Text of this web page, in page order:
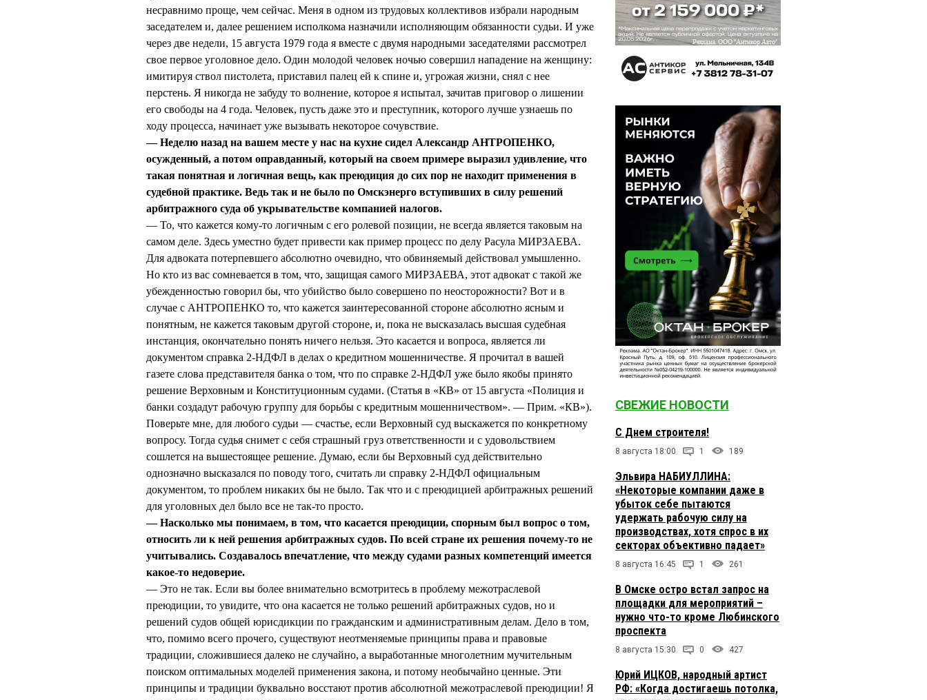
несравнимо проще, чем сейчас. Меня в одном из трудовых коллективов избрали народным
заседателем и, далее решением исполкома назначили исполняющим обязанности судьи. И уже
через две недели, 15 августа 1979 года я вместе с двумя народными заседателями рассмотрел
свое первое уголовное дело. Один молодой человек ночью совершил нападение на женщину:
имитируя ствол пистолета, приставил палец ей к спине и, угрожая жизни, снял с нее
перстень. Я никогда не забуду то волнение, которое я испытал, зачитав приговор о лишении
его свободы на 4 года. Человек, пусть даже это и преступник, которого лучше узнаешь по
ходу процесса, начинает уже вызывать некоторое сочувствие.
— Неделю назад на вашем месте у нас на кухне сидел Александр АНТРОПЕНКО,
осужденный, а потом оправданный, который на своем примере выразил удивление, что
такая понятная и логичная вещь, как преюдиция до сих пор не находит применения в
судебной практике. Ведь так и не было по Омскэнерго вступивших в силу решений
арбитражного суда об укрывательстве компанией налогов.
— То, что кажется кому-то логичным с его ролевой позиции, не всегда является таковым на
самом деле. Здесь уместно будет привести как пример процесс по делу Расула МИРЗАЕВА.
Для адвоката потерпевшего абсолютно очевидно, что обвиняемый действовал умышленно.
Но кто из вас сомневается в том, что, защищая самого МИРЗАЕВА, этот адвокат с такой же
убежденностью говорил бы, что убийство было совершено по неосторожности? Вот и в
случае с АНТРОПЕНКО то, что кажется заинтересованной стороне абсолютно ясным и
понятным, не кажется таковым другой стороне, и, пока не высказалась высшая судебная
инстанция, окончательно понять ничего нельзя. Это касается и вопроса, является ли
документом справка 2-НДФЛ в делах о кредитном мошенничестве. Я прочитал в вашей
газете слова представителя банка о том, что по справке 2-НДФЛ уже было якобы принято
решение Верховным и Конституционным судами. (Статья в «КВ» от 15 августа «Полиция и
банки создадут рабочую группу для борьбы с кредитным мошенничеством». — Прим. «КВ»).
Поверьте мне, для любого судьи — счастье, если Верховный суд выскажется по конкретному
вопросу. Тогда судья снимет с себя страшный груз ответственности и с удовольствием
сошлется на вышестоящее решение. Думаю, если бы Верховный суд действительно
однозначно высказался по поводу того, считать ли справку 2-НДФЛ официальным
документом, то проблем никаких бы не было. Так что и с преюдицией арбитражных решений
для уголовных дел было все не так-то просто.
— Насколько мы понимаем, в том, что касается преюдиции, спорным был вопрос о том,
относить ли к ней решения арбитражных судов. По всей стране их решения почему-то не
учитывались. Создавалось впечатление, что между судами разных компетенций имеется
какое-то недоверие.
— Это не так. Если вы более внимательно всмотритесь в проблему межотраслевой
преюдиции, то увидите, что она касается не только решений арбитражных судов, но и
решений судов общей юрисдикции по гражданским и административным делам. Дело в том,
что, помимо всего прочего, существуют неотменяемые принципы права и правовые
традиции, сложившиеся далеко не случайно, а выработанные многолетним мучительным
поиском оптимальных моделей применения закона, и потому необычайно ценные. Эти
принципы и традиции буквально восстают против абсолютной межотраслевой преюдиции! Я
СВЕЖИЕ НОВОСТИ
С Днем строителя!
8 августа 18:00 1 189
Эльвира НАБИУЛЛИНА:
«Некоторые компании даже в
убыток себе пытаются
удержать рабочую силу на
производствах, хотя спрос в их
секторах объективно падает»
8 августа 16:45 1 261
В Омске остро встал запрос на
площадки для мероприятий –
нужно что-то кроме Любинского
проспекта
8 августа 15:30 0 427
Юрий ИЦКОВ, народный артист
РФ: «Когда достигаешь потолка,